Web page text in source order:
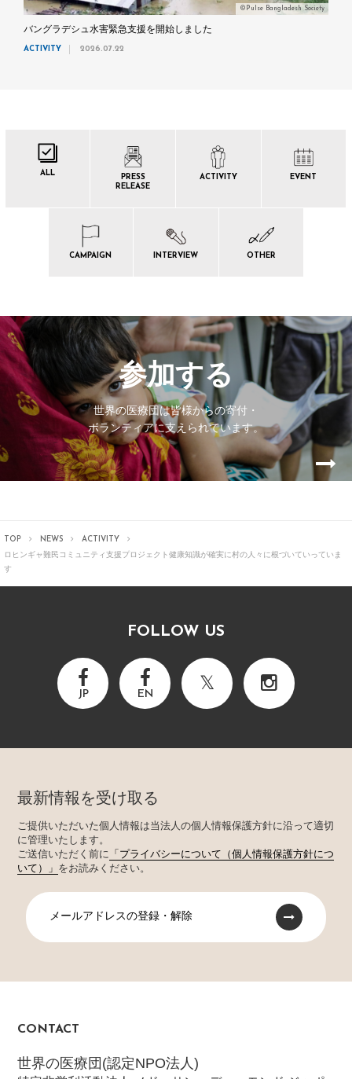
©Pulse Bangladesh Society
バングラデシュ水害緊急支援を開始しました
ACTIVITY 2026.07.22
ALL
PRESS
RELEASE
ACTIVITY EVENT
CAMPAIGN INTERVIEW OTHER
参加する
世界の医療団は皆様からの寄付・
ボランティアに支えられています。
TOP NEWS
ACTIVITY
ロヒンギャ難民コミュニティ支援プロジェクト健康知識が確実に村の人々に根づいていっていま
す
FOLLOW US
JP EN
最新情報を受け取る
ご提供いただいた個人情報は当法人の個人情報保護方針に沿って適切
に管理いたします。
ご送信いただく前に
「プライバシーについて（個人情報保護方針につ
いて）」 をお読みください。
メールアドレスの登録・解除
CONTACT
世界の医療団(認定NPO法人)